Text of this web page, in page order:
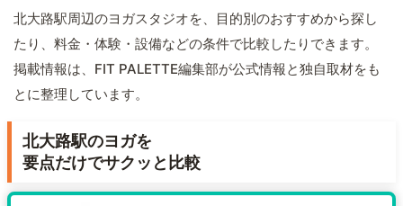
北大路駅周辺のヨガスタジオを、目的別のおすすめから探し
たり、料金・体験・設備などの条件で比較したりできます。
掲載情報は、FIT PALETTE編集部が公式情報と独自取材をも
とに整理しています。
北大路駅のヨガを
要点だけでサクッと比較